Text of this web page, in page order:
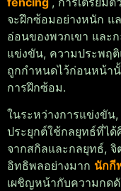
จะฝึกซ้อมอย่างหนัก แ
อ่อนของพวกเขา และ
แข่งขัน, ความประพฤ
ถูกกำหนดไว้ก่อนหน้า
การฝึกซ้อม.
ในระหว่างการแข่งขัน,
ประยุกต์ใช้กลยุทธ์ที่ไ
จากสกิลและกลยุทธ์,
อิทธิพลอย่างมาก นักกี
เผชิญหน้ากับความกด